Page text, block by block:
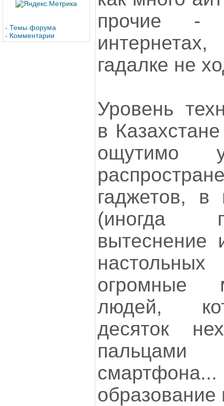
- Темы форума
- Комментарии
прочие -
гадалке не
Уровень
в
ощутимо
гаджетов, в
(иногда
вытеснение
огромные
людей,
десяток
образование